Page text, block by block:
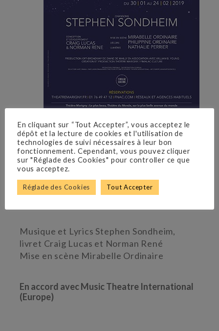
THÉÂTRE MARIGNY
Du 30 janvier 2019 au 24 février 2019
Musique et LyricsStephen Sondheim,
livret Craig Lucas et Norman René
Mise en scène Mirabelle Ordinaire
En accord avec Music Theatre International
(Europe)
En cliquant sur “Tout Accepter”, vous acceptez le
dépôt et la lecture de cookies et l'utilisation de
technologies de suivi nécessaires à leur bon
fonctionnement. Cependant, vous pouvez cliquer
sur "Réglade des Cookies" pour controller ce que
vous acceptez.
Réglade des Cookies Tout Accepter